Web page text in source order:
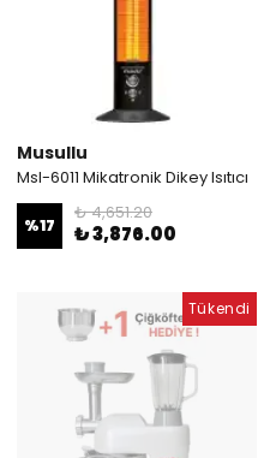
Musullu
Msl-6011 Mikatronik Dikey Isıtıcı
%17
₺ 4,651.20
₺ 3,876.00
Tükendi